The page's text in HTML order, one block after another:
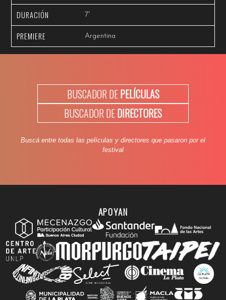
DURACIÓN 7'
PREMIERE Argentina
BUSCADOR DEPELÍCULAS
BUSCADOR DEDIRECTORES
Buscá entre todas las películas y directores que pasaron por el
festival
APOYAN